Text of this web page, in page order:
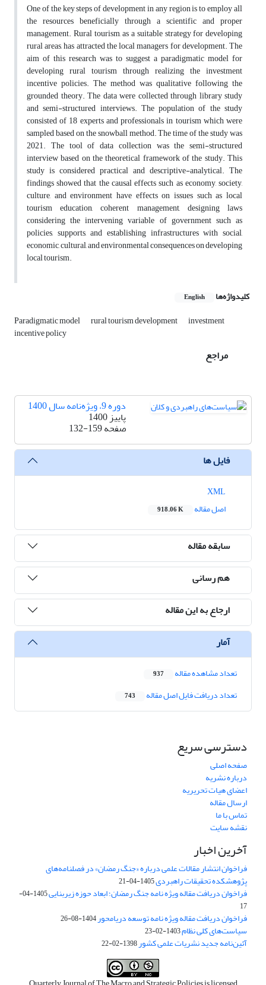
One of the key steps of development in any region is to employ all
the resources beneficially through a scientific and proper
management. Rural tourism, as a suitable strategy for developing
rural areas, has attracted the local managers for development. The
aim of this research was to suggest a paradigmatic model for
developing rural tourism through realizing the investment
incentive policies. The method was qualitative following the
grounded theory. The data were collected through library study
and semi-structured interviews. The population of the study
consisted of 18 experts and professionals in tourism which were
sampled based on the snowball method. The time of the study was
2021. The tool of data collection was the semi-structured
interview based on the theoretical framework of the study. This
study is considered practical and descriptive-analytical. The
findings showed that the causal effects such as economy, society,
culture, and environment have effects on issues such as local
tourism education, coherent management, designing laws
considering the intervening variable of government such as
policies, supports, and establishing infrastructures with social,
economic, cultural, and environmental consequences on developing
local tourism.
کلیدواژه‌ها English
Paradigmatic model rural tourism development investment
incentive policy
مراجع
دوره 9، ویژه‌نامه سال 1400
پاییز 1400
صفحه132-159
فایل ها
اصل مقاله
918.06 K
سابقه مقاله
هم رسانی
ارجاع به این مقاله
آمار
تعداد مشاهده مقاله 937
تعداد دریافت فایل اصل مقاله 743
دسترسی سریع
صفحه اصلی
درباره نشریه
اعضای هیات تحریریه
ارسال مقاله
تماس با ما
نقشه سایت
آخرین اخبار
فراخوان انتشار مقالات علمی درباره «جنگ رمضان» در فصلنامه‌های
پژوهشکده تحقیقات راهبردی1405-04-21
فراخوان دریافت مقاله ویژه نامه جنگ رمضان؛ ابعاد حوزه زیربنایی
1405-04-
17
فراخوان دریافت مقاله ویژه نامه توسعه دریامحور1404-08-26
سیاست‌های کلی نظام1403-02-23
آئین‌نامه جدید نشریات علمی کشور1398-02-22